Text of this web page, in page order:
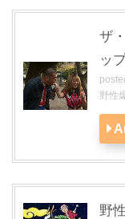
ザ
ッ
野性
野